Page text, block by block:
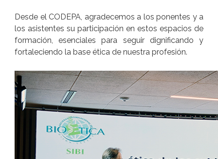
Desde el CODEPA, agradecemos a los ponentes y a
los asistentes su participación en estos espacios de
formación, esenciales para seguir dignificando y
fortaleciendo la base ética de nuestra profesión.